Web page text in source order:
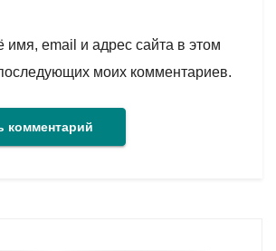
имя, email и адрес сайта в этом
моих комментариев.